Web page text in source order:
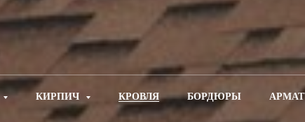
КИРПИЧ КРОВЛЯ БОРДЮРЫ